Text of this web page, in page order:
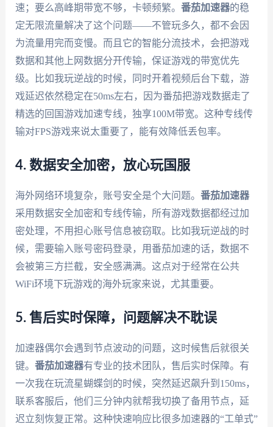
速；要么高峰期带宽不够，卡顿频繁。 番茄加速器的稳
定无限流量解决了这个问题——不管玩多久，都不会因
为流量用完而变慢。而且它的智能分流技术，会把游戏
数据和其他上网数据分开传输，保证游戏的带宽优先
级。比如我玩逆战的时候，同时开着视频后台下载，游
戏延迟依然稳定在50ms左右，因为番茄把游戏数据走了
精选的回国游戏加速专线，独享100M带宽。这种专线传
输对FPS游戏来说太重要了，能有效降低丢包率。
4. 数据安全加密，放心玩国服
海外网络环境复杂，账号安全是个大问题。 番茄加速器
采用数据安全加密和专线传输，所有游戏数据都经过加
密处理，不用担心账号信息被窃取。比如我玩逆战的时
候，需要输入账号密码登录，用番茄加速的话，数据不
会被第三方拦截，安全感满满。这点对于经常在公共
WiFi环境下玩游戏的海外玩家来说，尤其重要。
5. 售后实时保障，问题解决不耽误
加速器偶尔会遇到节点波动的问题，这时候售后就很关
键。 番茄加速器有专业的技术团队，售后实时保障。有
一次我在玩流星蝴蝶剑的时候，突然延迟飙升到150ms，
联系客服后，他们三分钟内就帮我切换了备用节点，延
迟立刻恢复正常。这种快速响应比很多加速器的“工单式”